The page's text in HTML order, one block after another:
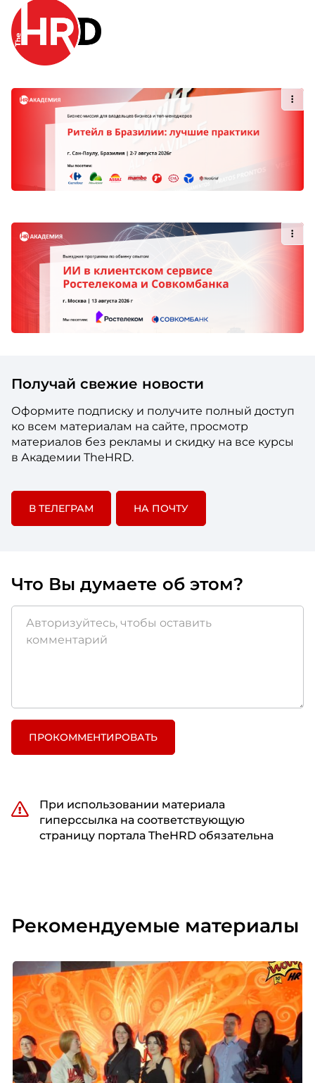
Получай свежие новости
Оформите подписку и получите полный доступ
ко всем материалам на сайте, просмотр
материалов без рекламы и скидку на все курсы
в Академии TheHRD.
В ТЕЛЕГРАМ НА ПОЧТУ
Что Вы думаете об этом?
ПРОКОММЕНТИРОВАТЬ
При использовании материала
гиперссылка на соответствующую
страницу портала TheHRD обязательна
Рекомендуемые материалы